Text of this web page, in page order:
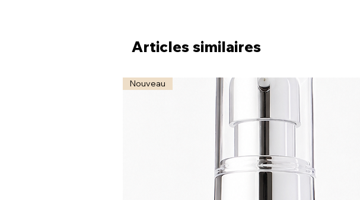
Articles similaires
Nouveau